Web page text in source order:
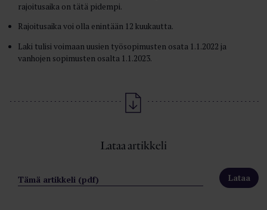
rajoitusaika on tätä pidempi.
Rajoitusaika voi olla enintään 12 kuukautta.
Laki tulisi voimaan uusien työsopimusten osata 1.1.2022 ja
vanhojen sopimusten osalta 1.1.2023.
Lataa artikkeli
Tämä artikkeli (pdf)